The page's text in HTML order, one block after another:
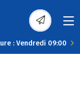
: Vendredi 09:00